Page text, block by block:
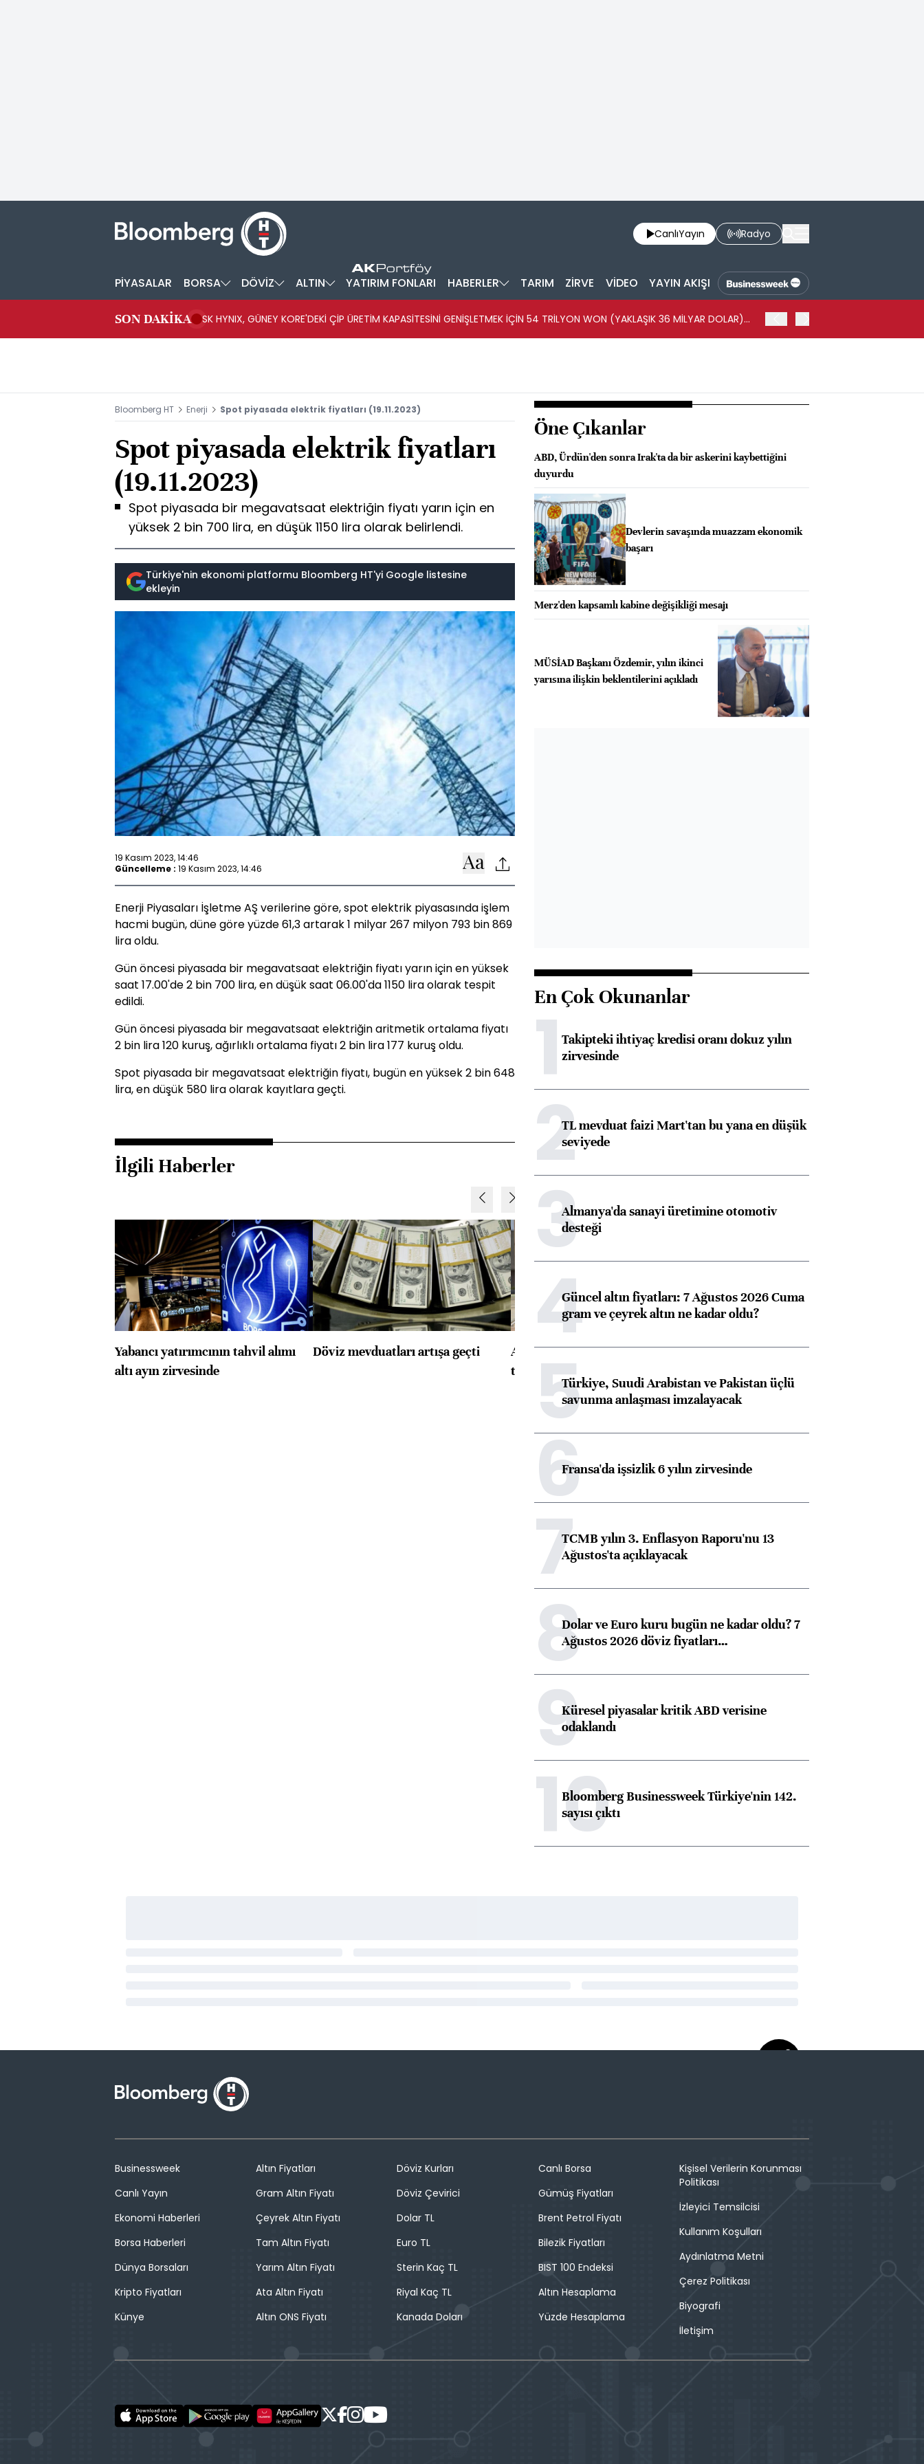
CanlıYayın Radyo
PİYASALAR BORSA DÖVİZ ALTIN YATIRIM FONLARI HABERLER TARIM ZİRVE VİDEO YAYIN AKIŞI
SON DAKİKA
SK HYNIX, GÜNEY KORE'DEKİ ÇİP ÜRETİM KAPASİTESİNİ GENİŞLETMEK İÇİN 54 TRİLYON WON (YAKLAŞIK 36 MİLYAR DOLAR)
Bloomberg HT Enerji Spot piyasada elektrik fiyatları (19.11.2023)
Spot piyasada elektrik fiyatları
(19.11.2023)
Spot piyasada bir megavatsaat elektriğin fiyatı yarın için en
yüksek 2 bin 700 lira, en düşük 1150 lira olarak belirlendi.
Türkiye'nin ekonomi platformu Bloomberg HT'yi Google listesine
ekleyin
19 Kasım 2023, 14:46
Güncelleme : 19 Kasım 2023, 14:46
Enerji Piyasaları İşletme AŞ verilerine göre, spot elektrik piyasasında işlem
hacmi bugün, düne göre yüzde 61,3 artarak 1 milyar 267 milyon 793 bin 869
lira oldu.
Gün öncesi piyasada bir megavatsaat elektriğin fiyatı yarın için en yüksek
saat 17.00'de 2 bin 700 lira, en düşük saat 06.00'da 1150 lira olarak tespit
edildi.
Gün öncesi piyasada bir megavatsaat elektriğin aritmetik ortalama fiyatı
2 bin lira 120 kuruş, ağırlıklı ortalama fiyatı 2 bin lira 177 kuruş oldu.
Spot piyasada bir megavatsaat elektriğin fiyatı, bugün en yüksek 2 bin 648
lira, en düşük 580 lira olarak kayıtlara geçti.
İlgili Haberler
Yabancı yatırımcının tahvil alımı
altı ayın zirvesinde
Döviz mevduatları artışa geçti
ABD'de konut başlangıçları
toparlandı
konusunda Unicredit ile
Öne Çıkanlar
ABD, Ürdün'den sonra Irak'ta da bir askerini kaybettiğini
duyurdu
Devlerin savaşında muazzam ekonomik
başarı
Merz'den kapsamlı kabine değişikliği mesajı
MÜSİAD Başkanı Özdemir, yılın ikinci
yarısına ilişkin beklentilerini açıkladı
En Çok Okunanlar
1Takipteki ihtiyaç kredisi oranı dokuz yılın
zirvesinde
2TL mevduat faizi Mart'tan bu yana en düşük
seviyede
3Almanya'da sanayi üretimine otomotiv
desteği
4Güncel altın fiyatları: 7 Ağustos 2026 Cuma
gram ve çeyrek altın ne kadar oldu?
5Türkiye, Suudi Arabistan ve Pakistan üçlü
savunma anlaşması imzalayacak
6Fransa'da işsizlik 6 yılın zirvesinde
7TCMB yılın 3. Enflasyon Raporu'nu 13
Ağustos'ta açıklayacak
8Dolar ve Euro kuru bugün ne kadar oldu? 7
Ağustos 2026 döviz fiyatları…
9Küresel piyasalar kritik ABD verisine
odaklandı
10
Bloomberg Businessweek Türkiye'nin 142.
sayısı çıktı
Businessweek
Canlı Yayın
Ekonomi Haberleri
Borsa Haberleri
Dünya Borsaları
Kripto Fiyatları
Künye
Altın Fiyatları
Gram Altın Fiyatı
Çeyrek Altın Fiyatı
Tam Altın Fiyatı
Yarım Altın Fiyatı
Ata Altın Fiyatı
Altın ONS Fiyatı
Döviz Kurları
Döviz Çevirici
Dolar TL
Euro TL
Sterin Kaç TL
Riyal Kaç TL
Kanada Doları
Canlı Borsa
Gümüş Fiyatları
Brent Petrol Fiyatı
Bilezik Fiyatları
BIST 100 Endeksi
Altın Hesaplama
Yüzde Hesaplama
Kişisel Verilerin Korunması
Politikası
İzleyici Temsilcisi
Kullanım Koşulları
Aydınlatma Metni
Çerez Politikası
Biyografi
İletişim